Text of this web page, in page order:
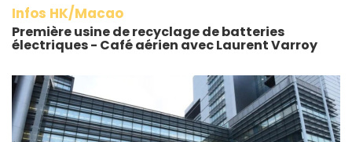
Infos HK/Macao
Première usine de recyclage de batteries
électriques - Café aérien avec Laurent Varroy